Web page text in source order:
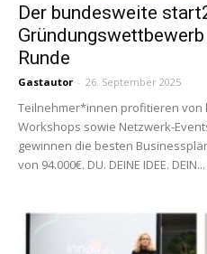
Der bundesweite
Runde
Gastautor - 26. September 2025
Teilnehmer*innen profitieren von
Workshops sowie Netzwerk-
gewinnen die besten
von 94.000€. DU. DEINE IDEE. DEIN...